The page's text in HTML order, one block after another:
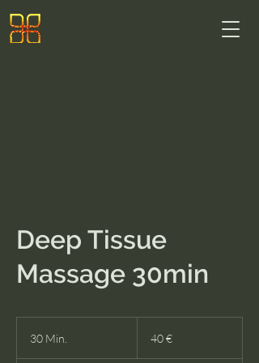
Deep Tissue
Massage 30min
30 Min. 40 €